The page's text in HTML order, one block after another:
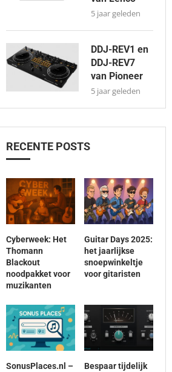
5 jaar geleden
DDJ-REV1 en
DDJ-REV7
van Pioneer
5 jaar geleden
RECENTE POSTS
Cyberweek: Het
Thomann
Blackout
noodpakket voor
muzikanten
Guitar Days 2025:
het jaarlijkse
snoepwinkeltje
voor gitaristen
SonusPlaces.nl –
Bespaar tijdelijk